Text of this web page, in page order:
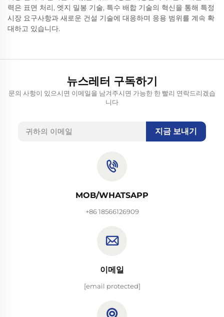
력은 표면 처리, 엣지 밀봉 기술, 특수 배합 기술의 혁신을 통해 특정
시장 요구사항과 새로운 건설 기술에 대응하며 응용 범위를 계속 확
대하고 있습니다.
뉴스레터 구독하기
문의 사항이 있으시면 이메일을 남겨주시면 가능한 한 빨리 연락드리겠습
니다
지금 보내기
MOB/WHATSAPP
+86 18566126909
이메일
[email protected]